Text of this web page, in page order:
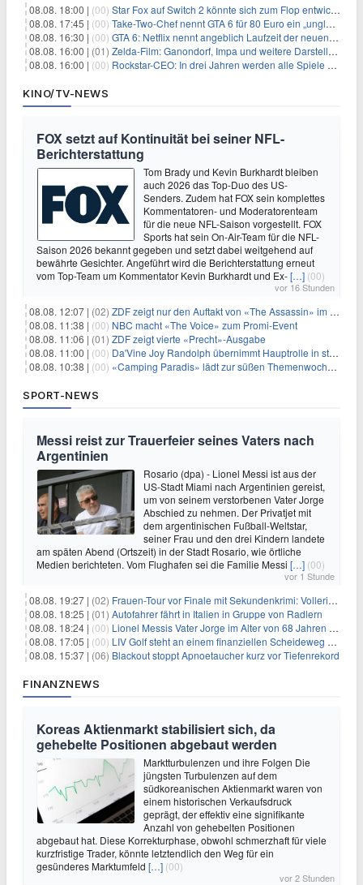
08.08. 18:00 | (00) Star Fox auf Switch 2 könnte sich zum Flop entwickeln
08.08. 17:45 | (00) Take-Two-Chef nennt GTA 6 für 80 Euro ein „unglaubliches Schnäppchen“
08.08. 16:30 | (00) GTA 6: Netflix nennt angeblich Laufzeit der neuen Gameplay-Präsentation
08.08. 16:00 | (01) Zelda-Film: Ganondorf, Impa und weitere Darsteller sollen feststehen
08.08. 16:00 | (00) Rockstar-CEO: In drei Jahren werden alle Spiele gestreamt
KINO/TV-NEWS
FOX setzt auf Kontinuität bei seiner NFL-
Berichterstattung
Tom Brady und Kevin Burkhardt bleiben
auch 2026 das Top-Duo des US-
Senders. Zudem hat FOX sein komplettes
Kommentatoren- und Moderatorenteam
für die neue NFL-Saison vorgestellt. FOX
Sports hat sein On-Air-Team für die NFL-
Saison 2026 bekannt gegeben und setzt dabei weitgehend auf
bewährte Gesichter. Angeführt wird die Berichterstattung erneut
vom Top-Team um Kommentator Kevin Burkhardt und Ex-[…] (00)
vor 16 Stunden
08.08. 12:07 | (02) ZDF zeigt nur den Auftakt von «The Assassin» im Fernsehen
08.08. 11:38 | (00) NBC macht «The Voice» zum Promi-Event
08.08. 11:06 | (01) ZDF zeigt vierte «Precht»-Ausgabe
08.08. 11:00 | (00) Da'Vine Joy Randolph übernimmt Hauptrolle in starbesetzter schwarzer Komödie
08.08. 10:38 | (00) «Camping Paradis» lädt zur süßen Themenwoche ein
SPORT-NEWS
Messi reist zur Trauerfeier seines Vaters nach
Argentinien
Rosario (dpa) - Lionel Messi ist aus der
US-Stadt Miami nach Argentinien gereist,
um von seinem verstorbenen Vater Jorge
Abschied zu nehmen. Der Privatjet mit
dem argentinischen Fußball-Weltstar,
seiner Frau und den drei Kindern landete
am späten Abend (Ortszeit) in der Stadt Rosario, wie örtliche
Medien berichteten. Vom Flughafen sei die Familie Messi […] (00)
vor 1 Stunde
08.08. 19:27 | (02) Frauen-Tour vor Finale mit Sekundenkrimi: Vollering in Gelb
08.08. 18:25 | (01) Autofahrer fährt in Italien in Gruppe von Radlern
08.08. 18:24 | (00) Lionel Messis Vater Jorge im Alter von 68 Jahren gestorben
08.08. 17:05 | (00) LIV Golf steht an einem finanziellen Scheideweg auf der Suche nach neuen Investitionen
08.08. 15:37 | (06) Blackout stoppt Apnoetaucher kurz vor Tiefenrekord
FINANZNEWS
Koreas Aktienmarkt stabilisiert sich, da
gehebelte Positionen abgebaut werden
Marktturbulenzen und ihre Folgen Die
jüngsten Turbulenzen auf dem
südkoreanischen Aktienmarkt waren von
einem historischen Verkaufsdruck
geprägt, der effektiv eine signifikante
Anzahl von gehebelten Positionen
abgebaut hat. Diese Korrekturphase, obwohl schmerzhaft für viele
kurzfristige Trader, könnte letztendlich den Weg für ein
gesünderes Marktumfeld […] (00)
vor 2 Stunden